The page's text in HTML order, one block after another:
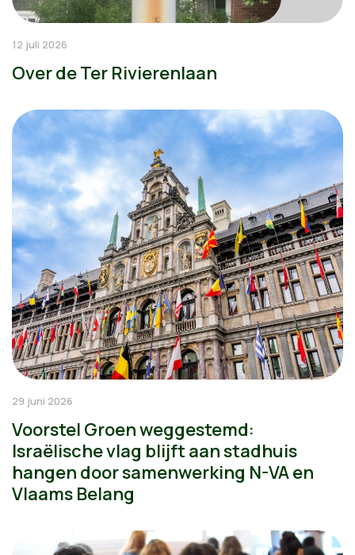
12 juli 2026
Over de Ter Rivierenlaan
29 juni 2026
Voorstel Groen weggestemd:
Israëlische vlag blijft aan stadhuis
hangen door samenwerking N-VA en
Vlaams Belang